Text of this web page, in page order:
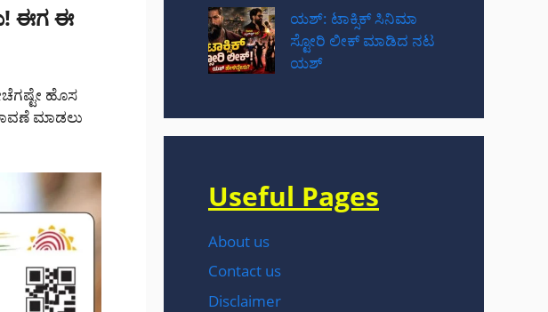
ಈಗ ಈ
ಹೊಸ
ಮಾಡಲು
ಯಶ್: ಟಾಕ್ಸಿಕ್ ಸಿನಿಮಾ
ಸ್ಟೋರಿ ಲೀಕ್ ಮಾಡಿದ ನಟ‌
ಯಶ್
Useful Pages
About us
Contact us
Disclaimer